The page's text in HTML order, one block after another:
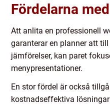
Fördelarna
Att anlita en professionell
garanterar en planner att
jämförelser, kan paret
menypresentationer.
En stor fördel är också
kostnadseffektiva